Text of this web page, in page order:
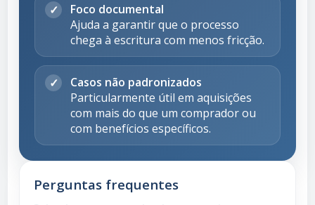
Foco documental
Ajuda a garantir que o processo
chega à escritura com menos fricção.
Casos não padronizados
Particularmente útil em aquisições
com mais do que um comprador ou
com benefícios específicos.
Perguntas frequentes